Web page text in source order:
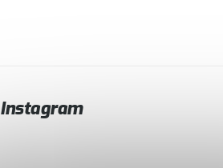
Instagram